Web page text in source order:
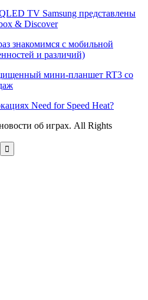
TV Samsung представлены
& Discover
знакомимся c мобильной
и различий)
мини-планшет RT3 со
Need for Speed Heat?
об играх. All Rights